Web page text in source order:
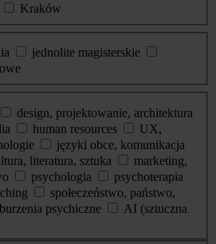
Kraków
jednolite magisterskie
design, projektowanie, architektura
human resources
UX,
języki obce, komunikacja
literatura, sztuka
marketing,
psychologia
psychoterapia
społeczeństwo, państwo,
psychiczne
AI (sztuczna